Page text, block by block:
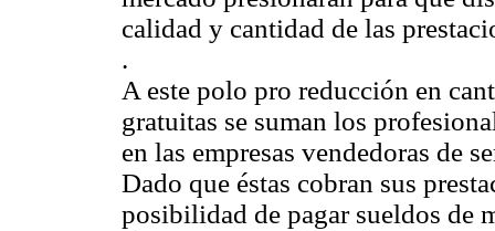
calidad y cantidad de las
.
A este polo pro reducción en
gratuitas se suman los
en las empresas vendedoras de
Dado que éstas cobran sus
posibilidad de pagar sueldos de